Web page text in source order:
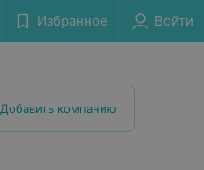
Избранное Войти
Добавить компанию